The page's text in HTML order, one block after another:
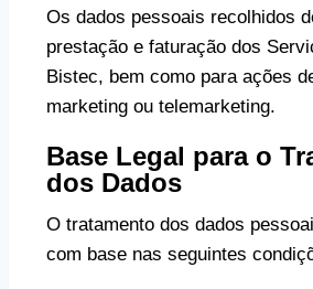
Os dados pessoais recolhidos
prestação e faturação dos
Bistec, bem como para ações
marketing ou telemarketing.
Base Legal para o
dos Dados
O tratamento dos dados
com base nas seguintes